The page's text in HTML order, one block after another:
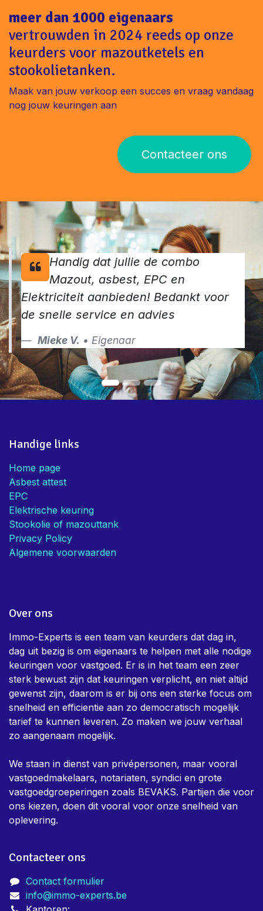
meer dan 1000 eigenaars
vertrouwden in 2024 reeds op onze
keurders voor mazoutketels en
stookolietanken.
Maak van jouw verkoop een succes en vraag vandaag
nog jouw keuringen aan
Contacteer ons
Handig dat jullie de combo
Mazout, asbest, EPC en
Elektriciteit aanbieden! Bedankt voor
de snelle service en advies
Mieke V. • Eigenaar
Handige links
Home page
Asbest attest
EPC
Elektrische keuring
Stookolie of mazouttank
Privacy Policy
Algemene voorwaarden
Over ons
Immo-Experts is een team van keurders dat dag in,
dag uit bezig is om eigenaars te helpen met alle nodige
keuringen voor vastgoed. Er is in het team een zeer
sterk bewust zijn dat keuringen verplicht, en niet altijd
gewenst zijn, daarom is er bij ons een sterke focus om
snelheid en efficientie aan zo democratisch mogelijk
tarief te kunnen leveren. Zo maken we jouw verhaal
zo aangenaam mogelijk.
We staan in dienst van privépersonen, maar vooral
vastgoedmakelaars, notariaten, syndici en grote
vastgoedgroeperingen zoals BEVAKS. Partijen die voor
ons kiezen, doen dit vooral voor onze snelheid van
oplevering.
Contacteer ons
Contact formulier
info@immo-experts.be